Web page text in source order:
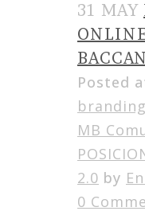
31 MAY
Posted
branding
MB
2.0 by
0